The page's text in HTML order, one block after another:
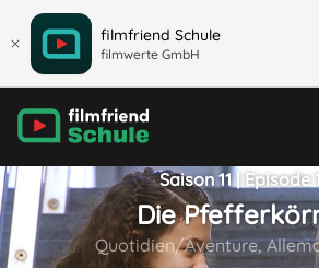
filmfriend Schule
filmwerte GmbH
Saison 11 | Episode
Die
Quotidien/Aventure,